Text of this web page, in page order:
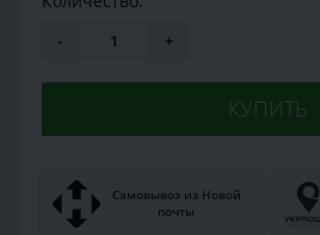
- +
КУПИТЬ
Самовывоз из Новой
почты